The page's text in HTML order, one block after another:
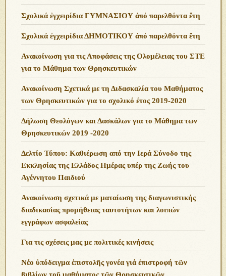
Σχολικά ἐγχειρίδια ΓΥΜΝΑΣΙΟΥ ἀπό παρελθόντα ἔτη
Σχολικά ἐγχειρίδια ΔΗΜΟΤΙΚΟΥ ἀπό παρελθόντα ἔτη
Ανακοίνωση για τις Αποφάσεις της Ολομέλειας του ΣΤΕ
για το Μάθημα των Θρησκευτικών
Ανακοίνωση Σχετικά με τη Διδασκαλία του Μαθήματος
των Θρησκευτικών για το σχολικό έτος 2019-2020
Δήλωση Θεολόγων και Δασκάλων για το Μάθημα των
Θρησκευτικών 2019 -2020
Δελτίο Τύπου: Καθιέρωση από την Ιερά Σύνοδο της
Εκκλησίας της Ελλάδος Ημέρας υπέρ της Ζωής του
Αγέννητου Παιδιού
Ανακοίνωση σχετικά με ματαίωση της διαγωνιστικής
διαδικασίας προμήθειας ταυτοτήτων και λοιπών
εγγράφων ασφαλείας
Για τις σχέσεις μας με πολιτικές κινήσεις
Νέο ὑπόδειγμα ἐπιστολῆς γονέα γιά ἐπιστροφή τῶν
βιβλίων τοῦ μαθήματος τῶν Θρησκευτικῶν